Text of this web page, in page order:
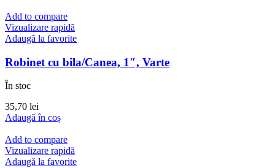
Add to compare
Vizualizare rapidă
Adaugă la favorite
Robinet cu bila/Canea, 1″, Varte
În stoc
35,70 lei
Adaugă în coș
Add to compare
Vizualizare rapidă
Adaugă la favorite